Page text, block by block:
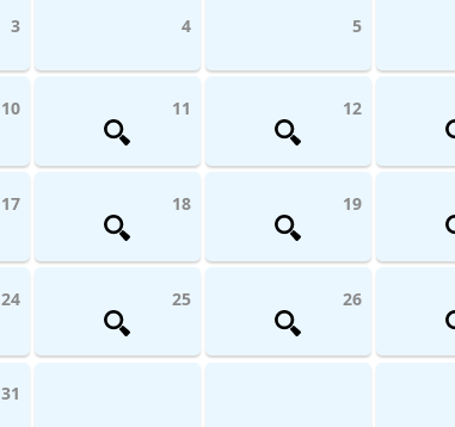
3 4 5
10 11 12
17 18 19
24 25 26
31